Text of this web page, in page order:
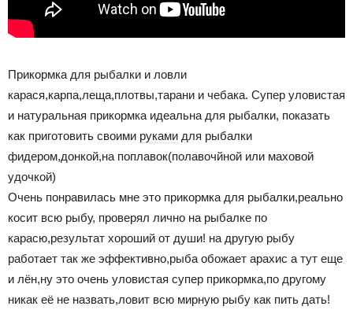
Прикормка для рыбалки и ловли
карася,карпа,леща,плотвы,тарани и чебака. Супер уловистая
и натуральная прикормка идеальна для рыбалки, показать
как приготовить своими руками для рыбалки
фидером,донкой,на поплавок(полавочйной или маховой
удочкой)
Очень понравилась мне это прикормка для рыбалки,реально
косит всю рыбу, проверял лично на рыбалке по
карасю,результат хороший от души! на другую рыбу
работает так же эффективно,рыба обожает арахис а тут еще
и лён,ну это очень уловистая супер прикормка,по другому
никак её не назвать,ловит всю мирную рыбу как пить дать!